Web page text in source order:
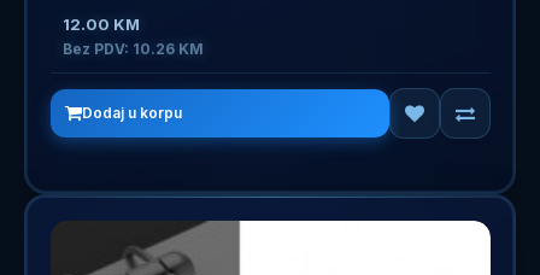
12.00 KM
Bez PDV: 10.26 KM
Dodaj u korpu